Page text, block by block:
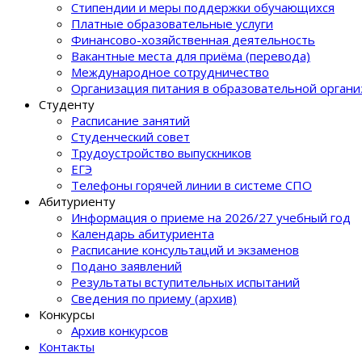
Стипендии и меры поддержки обучающихся
Платные образовательные услуги
Финансово-хозяйственная деятельность
Вакантные места для приёма (перевода)
Международное сотрудничество
Организация питания в образовательной
Студенту
Расписание занятий
Студенческий совет
Трудоустройство выпускников
ЕГЭ
Телефоны горячей линии в системе СПО
Абитуриенту
Информация о приеме на 2026/27 учебный год
Календарь абитуриента
Расписание консультаций и экзаменов
Подано заявлений
Результаты вступительных испытаний
Сведения по приему (архив)
Конкурсы
Архив конкурсов
Контакты